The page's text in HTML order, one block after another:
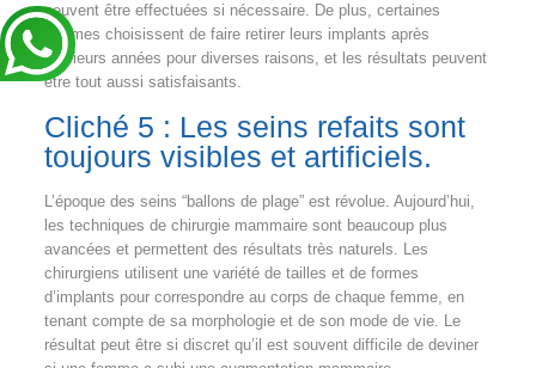
peuvent être effectuées si nécessaire. De plus, certaines
femmes choisissent de faire retirer leurs implants après
plusieurs années pour diverses raisons, et les résultats peuvent
être tout aussi satisfaisants.
Cliché 5 : Les seins refaits sont
toujours visibles et artificiels.
L’époque des seins “ballons de plage” est révolue. Aujourd’hui,
les techniques de chirurgie mammaire sont beaucoup plus
avancées et permettent des résultats très naturels. Les
chirurgiens utilisent une variété de tailles et de formes
d’implants pour correspondre au corps de chaque femme, en
tenant compte de sa morphologie et de son mode de vie. Le
résultat peut être si discret qu’il est souvent difficile de deviner